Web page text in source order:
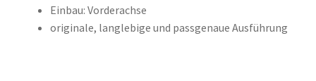
Einbau: Vorderachse
originale, langlebige und passgenaue Ausführung